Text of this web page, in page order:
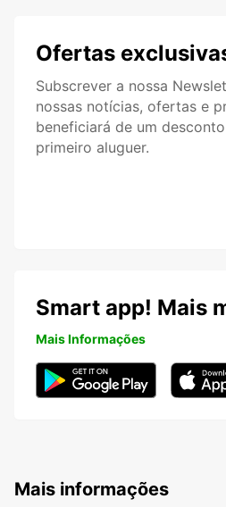
Ofertas
Subscrever a nossa
nossas notícias, ofertas e
beneficiará de um
primeiro aluguer.
Smart app! Mais
Mais Informações
Mais informações